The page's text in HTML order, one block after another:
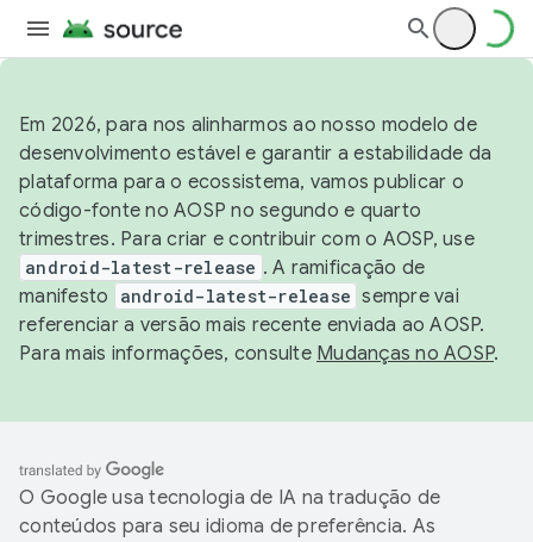
Em 2026, para nos alinharmos ao nosso modelo de
desenvolvimento estável e garantir a estabilidade da
plataforma para o ecossistema, vamos publicar o
código-fonte no AOSP no segundo e quarto
trimestres. Para criar e contribuir com o AOSP, use
android-latest-release . A ramificação de
manifesto
android-latest-release sempre vai
referenciar a versão mais recente enviada ao AOSP.
Para mais informações, consulte Mudanças no AOSP.
O Google usa tecnologia de IA na tradução de
conteúdos para seu idioma de preferência. As